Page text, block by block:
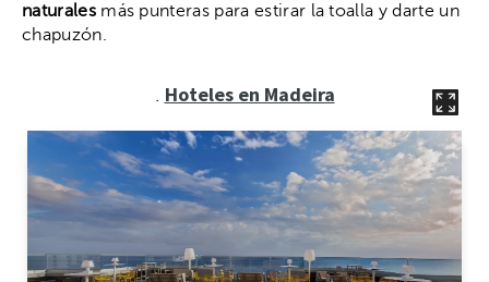
naturalesmás punteras para estirar la toalla y darte un
chapuzón.
. Hoteles en Madeira